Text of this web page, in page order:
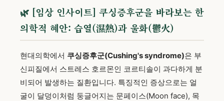
🌿 [임상 인사이트] 쿠싱증후군을 바라보는 한
의학적 혜안: 습열(濕熱)과 울화(鬱火)
현대의학에서 쿠싱증후군(Cushing's syndrome)은 부
신피질에서 스트레스 호르몬인 코르티솔이 과다하게 분
비되어 발생하는 질환입니다. 특징적인 증상으로는 얼
굴이 달덩이처럼 둥글어지는 문페이스(Moon face), 목